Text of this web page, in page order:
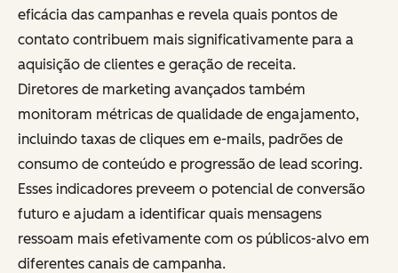
eficácia das campanhas e revela quais pontos de
contato contribuem mais significativamente para a
aquisição de clientes e geração de receita.
Diretores de marketing avançados também
monitoram métricas de qualidade de engajamento,
incluindo taxas de cliques em e-mails, padrões de
consumo de conteúdo e progressão de lead scoring.
Esses indicadores preveem o potencial de conversão
futuro e ajudam a identificar quais mensagens
ressoam mais efetivamente com os públicos-alvo em
diferentes canais de campanha.